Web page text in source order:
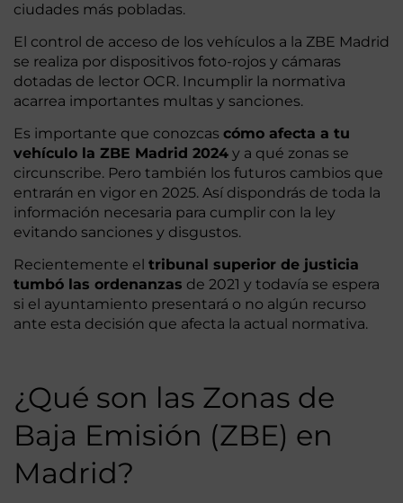
ciudades más pobladas.
El control de acceso de los vehículos a la ZBE Madrid
se realiza por dispositivos foto-rojos y cámaras
dotadas de lector OCR. Incumplir la normativa
acarrea importantes multas y sanciones.
Es importante que conozcas cómo afecta a tu
vehículo la ZBE Madrid 2024 y a qué zonas se
circunscribe. Pero también los futuros cambios que
entrarán en vigor en 2025. Así dispondrás de toda la
información necesaria para cumplir con la ley
evitando sanciones y disgustos.
Recientemente el tribunal superior de justicia
tumbó las ordenanzas de 2021 y todavía se espera
si el ayuntamiento presentará o no algún recurso
ante esta decisión que afecta la actual normativa.
¿Qué son las Zonas de
Baja Emisión (ZBE) en
Madrid?